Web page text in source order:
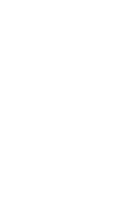
РОЗРОСТАННЯ ГРИБНИЦІ